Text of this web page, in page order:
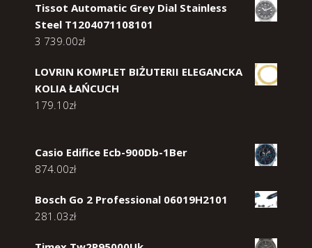
Tissot Automatic Grey Dial Stainless
Steel T1204071108101
3 739.00zł
LOVRIN KOMPLET BIŻUTERII ELEGANCKA
KOLIA ŁAŃCUCH
179.10zł
Casio Edifice Ecb-900Db-1Ber
874.00zł
Bosch Go 2 Professional 06019H2101
281.03zł